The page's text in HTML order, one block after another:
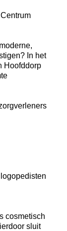
In het
Hoofddorp
cosmetisch
sluit